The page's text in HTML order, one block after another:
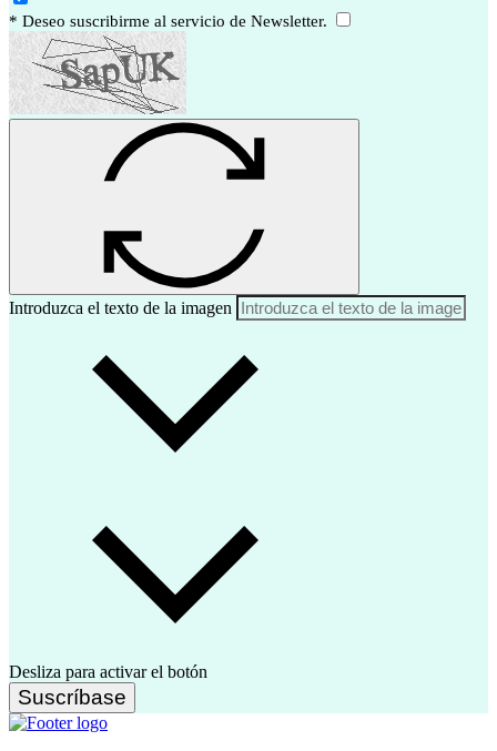
* Deseo suscribirme al servicio de Newsletter.
Introduzca el texto de la imagen
Desliza para activar el botón
Suscríbase